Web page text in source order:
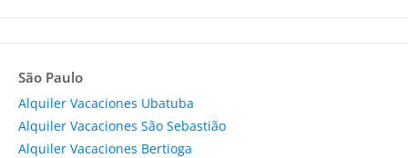
São Paulo
Alquiler Vacaciones Ubatuba
Alquiler Vacaciones São Sebastião
Alquiler Vacaciones Bertioga